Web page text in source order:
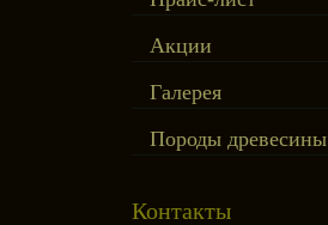
Акции
Галерея
Породы древесины
Контакты